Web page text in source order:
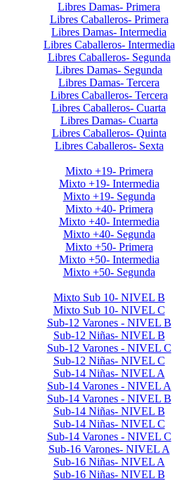
Libres Damas- Primera
Libres Caballeros- Primera
Libres Damas- Intermedia
Libres Caballeros- Intermedia
Libres Caballeros- Segunda
Libres Damas- Segunda
Libres Damas- Tercera
Libres Caballeros- Tercera
Libres Caballeros- Cuarta
Libres Damas- Cuarta
Libres Caballeros- Quinta
Libres Caballeros- Sexta
Mixto +19- Primera
Mixto +19- Intermedia
Mixto +19- Segunda
Mixto +40- Primera
Mixto +40- Intermedia
Mixto +40- Segunda
Mixto +50- Primera
Mixto +50- Intermedia
Mixto +50- Segunda
Mixto Sub 10- NIVEL B
Mixto Sub 10- NIVEL C
Sub-12 Varones - NIVEL B
Sub-12 Niñas- NIVEL B
Sub-12 Varones - NIVEL C
Sub-12 Niñas- NIVEL C
Sub-14 Niñas- NIVEL A
Sub-14 Varones - NIVEL A
Sub-14 Varones - NIVEL B
Sub-14 Niñas- NIVEL B
Sub-14 Niñas- NIVEL C
Sub-14 Varones - NIVEL C
Sub-16 Varones- NIVEL A
Sub-16 Niñas- NIVEL A
Sub-16 Niñas- NIVEL B